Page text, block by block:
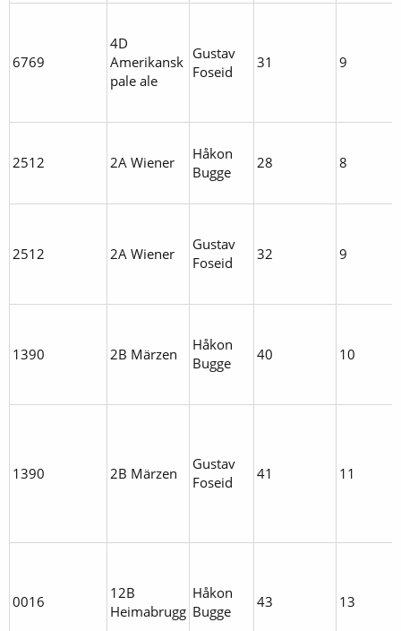
6769
4D
Amerikansk
pale ale
Gustav
Foseid
31 9
2512 2A Wiener
Håkon
Bugge
28 8
2512 2A Wiener
Gustav
Foseid
32 9
1390 2B Märzen
Håkon
Bugge
40 10
1390 2B Märzen
Gustav
Foseid
41 11
0016
12B
Heimabrugg
Håkon
Bugge
43 13